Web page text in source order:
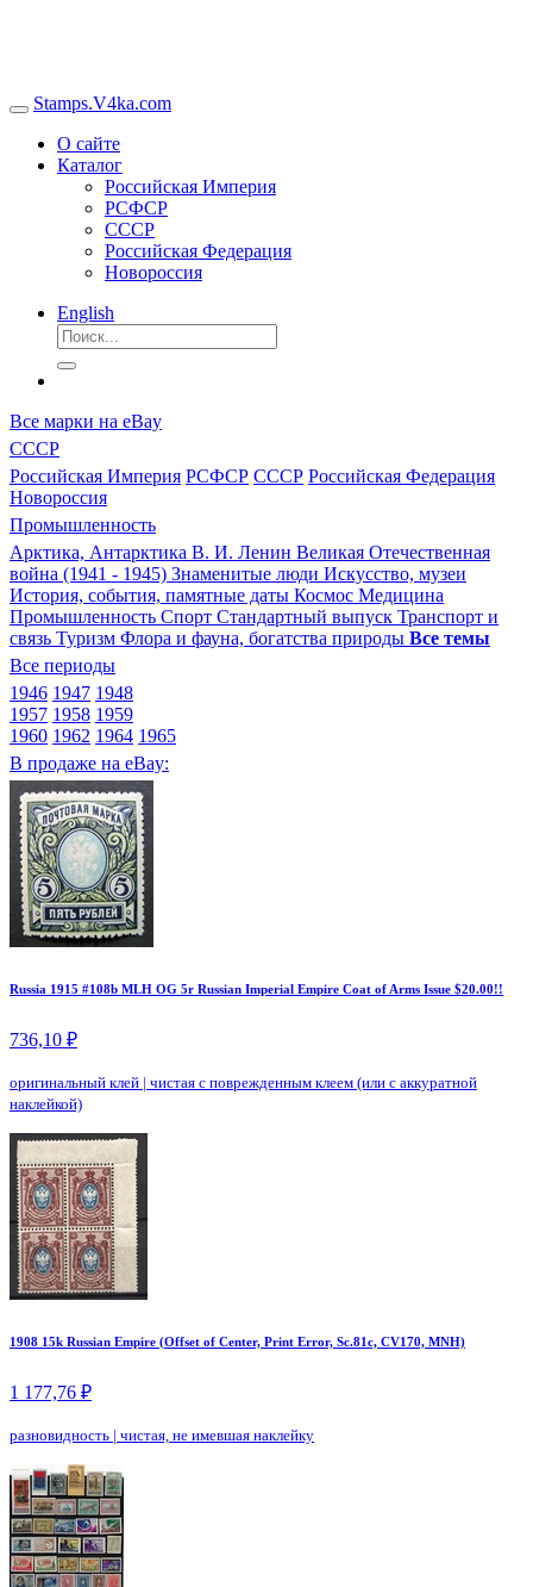
Stamps.V4ka.com
О сайте
Каталог
Российская Империя
РСФСР
СССР
Российская Федерация
Новороссия
English
Все марки на eBay
СССР
Российская Империя РСФСР СССР Российская Федерация
Новороссия
Промышленность
Арктика, Антарктика В. И. Ленин Великая Отечественная
война (1941 - 1945) Знаменитые люди Искусство, музеи
История, события, памятные даты Космос Медицина
Промышленность Спорт Стандартный выпуск Транспорт и
связь Туризм Флора и фауна, богатства природы Все темы
Все периоды
1946 1947 1948
1957 1958 1959
1960 1962 1964 1965
В продаже на eBay:
Russia 1915 #108b MLH OG 5r Russian Imperial Empire Coat of Arms Issue $20.00!!
736,10 ₽
оригинальный клей | чистая с поврежденным клеем (или с аккуратной
наклейкой)
1908 15k Russian Empire (Offset of Center, Print Error, Sc.81c, CV170, MNH)
1 177,76 ₽
разновидность | чистая, не имевшая наклейку